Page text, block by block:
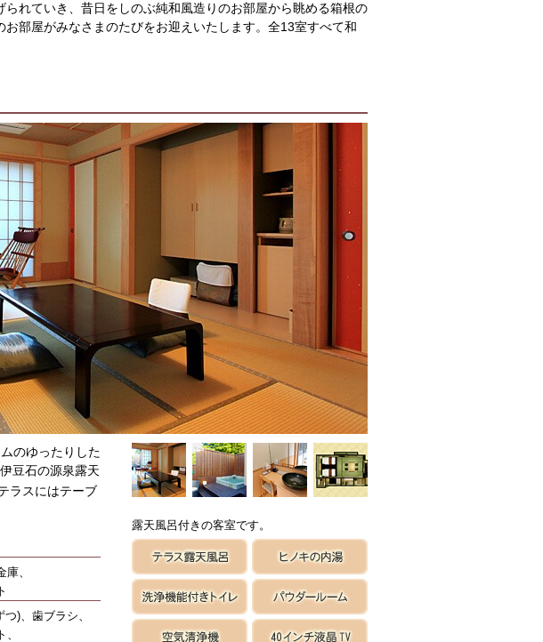
れていき、昔日をしのぶ純和風造りのお部屋から眺める箱根の
部屋がみなさまのたびをお迎えいたします。全13室すべて和
のゆったりした
豆石の源泉露天
ラスにはテーブ
、
)、歯ブラシ、
露天風呂付きの客室です。